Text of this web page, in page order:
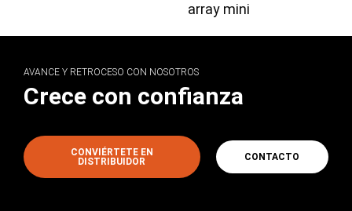
array mini
AVANCE Y RETROCESO CON NOSOTROS
Crece con confianza
CONVIÉRTETE EN
DISTRIBUIDOR
CONTACTO